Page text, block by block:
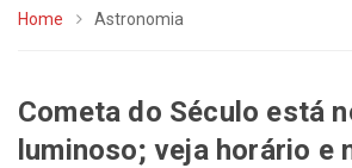
Home Astronomia
Cometa do Século está
luminoso; veja horário e